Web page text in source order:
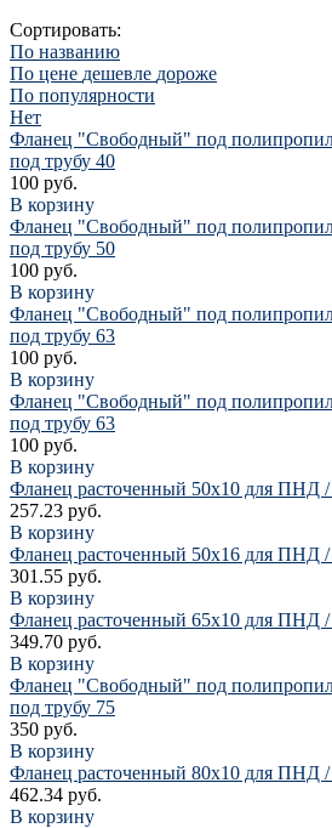
Сортировать:
По названию
По цене дешевле дороже
По популярности
Нет
Фланец "Свободный" под
под трубу 40
100 руб.
В корзину
Фланец "Свободный" под
под трубу 50
100 руб.
В корзину
Фланец "Свободный" под
под трубу 63
100 руб.
В корзину
Фланец "Свободный" под
под трубу 63
100 руб.
В корзину
Фланец расточенный 50х10 для
257.23 руб.
В корзину
Фланец расточенный 50х16 для
301.55 руб.
В корзину
Фланец расточенный 65х10 для
349.70 руб.
В корзину
Фланец "Свободный" под
под трубу 75
350 руб.
В корзину
Фланец расточенный 80х10 для
462.34 руб.
В корзину